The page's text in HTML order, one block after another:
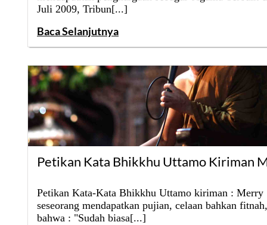
Juli 2009, Tribun[...]
Baca Selanjutnya
Petikan Kata Bhikkhu Uttamo Kiriman
Petikan Kata-Kata Bhikkhu Uttamo kiriman : Merry
seseorang mendapatkan pujian, celaan bahkan
bahwa : "Sudah biasa[...]